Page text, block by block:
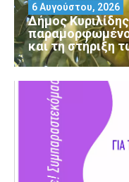
Δήμος
και τη στήριξη
6 Αυγούστου, 2026